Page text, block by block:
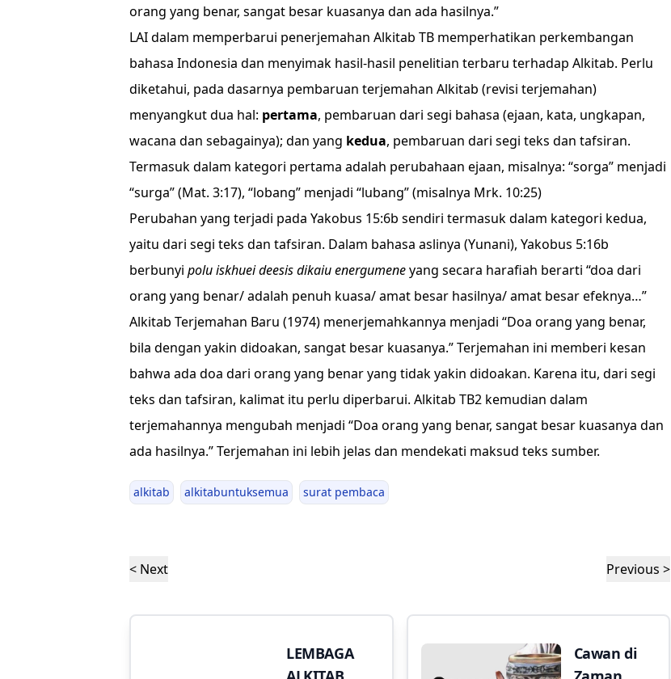
orang yang benar, sangat besar kuasanya dan ada hasilnya.”
LAI dalam memperbarui penerjemahan Alkitab TB memperhatikan perkembangan
bahasa Indonesia dan menyimak hasil-hasil penelitian terbaru terhadap Alkitab. Perlu
diketahui, pada dasarnya pembaruan terjemahan Alkitab (revisi terjemahan)
menyangkut dua hal: pertama, pembaruan dari segi bahasa (ejaan, kata, ungkapan,
wacana dan sebagainya); dan yang kedua, pembaruan dari segi teks dan tafsiran.
Termasuk dalam kategori pertama adalah perubahaan ejaan, misalnya: “sorga” menjadi
“surga” (Mat. 3:17), “lobang” menjadi “lubang” (misalnya Mrk. 10:25)
Perubahan yang terjadi pada Yakobus 15:6b sendiri termasuk dalam kategori kedua,
yaitu dari segi teks dan tafsiran. Dalam bahasa aslinya (Yunani), Yakobus 5:16b
berbunyi polu iskhuei deesis dikaiu energumeneyang secara harafiah berarti “doa dari
orang yang benar/ adalah penuh kuasa/ amat besar hasilnya/ amat besar efeknya…”
Alkitab Terjemahan Baru (1974) menerjemahkannya menjadi “Doa orang yang benar,
bila dengan yakin didoakan, sangat besar kuasanya.” Terjemahan ini memberi kesan
bahwa ada doa dari orang yang benar yang tidak yakin didoakan. Karena itu, dari segi
teks dan tafsiran, kalimat itu perlu diperbarui. Alkitab TB2 kemudian dalam
terjemahannya mengubah menjadi “Doa orang yang benar, sangat besar kuasanya dan
ada hasilnya.” Terjemahan ini lebih jelas dan mendekati maksud teks sumber.
alkitab alkitabuntuksemua surat pembaca
< Next Previous >
LEMBAGA
Cawan di